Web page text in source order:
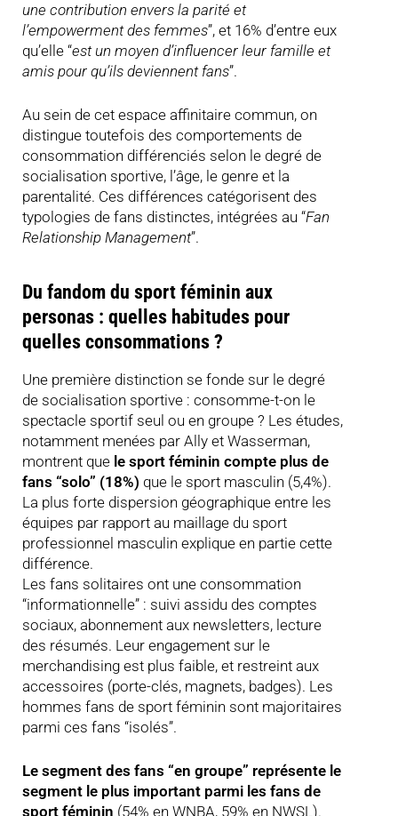
une contribution envers la parité et
l’empowerment des femmes”, et 16% d’entre eux
qu’elle “est un moyen d’influencer leur famille et
amis pour qu’ils deviennent fans”.
Au sein de cet espace affinitaire commun, on
distingue toutefois des comportements de
consommation différenciés selon le degré de
socialisation sportive, l’âge, le genre et la
parentalité. Ces différences catégorisent des
typologies de fans distinctes, intégrées au “Fan
Relationship Management”.
Du fandom du sport féminin aux
personas : quelles habitudes pour
quelles consommations ?
Une première distinction se fonde sur le degré
de socialisation sportive : consomme-t-on le
spectacle sportif seul ou en groupe ? Les études,
notamment menées par Ally et Wasserman,
montrent que le sport féminin compte plus de
fans “solo” (18%) que le sport masculin (5,4%).
La plus forte dispersion géographique entre les
équipes par rapport au maillage du sport
professionnel masculin explique en partie cette
différence.
Les fans solitaires ont une consommation
“informationnelle” : suivi assidu des comptes
sociaux, abonnement aux newsletters, lecture
des résumés. Leur engagement sur le
merchandising est plus faible, et restreint aux
accessoires (porte-clés, magnets, badges). Les
hommes fans de sport féminin sont majoritaires
parmi ces fans “isolés”.
Le segment des fans “en groupe” représente le
segment le plus important parmi les fans de
sport féminin (54% en WNBA, 59% en NWSL).